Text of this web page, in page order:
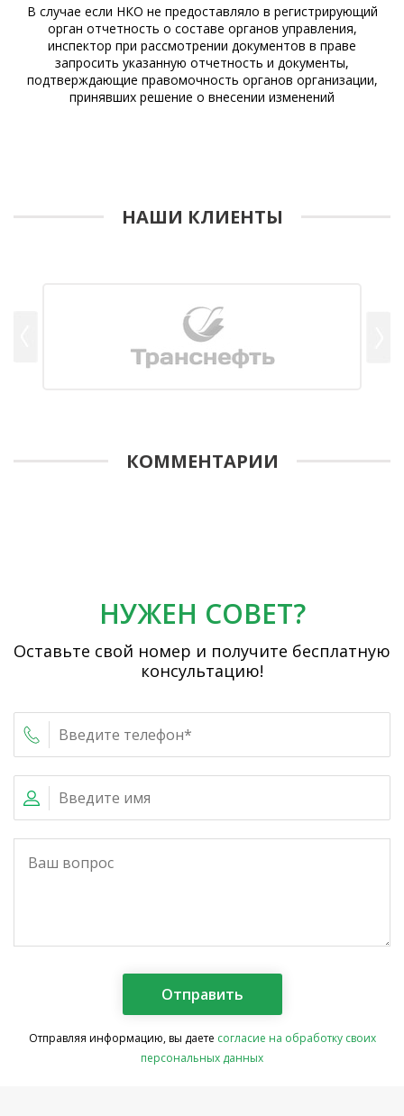
В случае если НКО не предоставляло в регистрирующий
орган отчетность о составе органов управления,
инспектор при рассмотрении документов в праве
запросить указанную отчетность и документы,
подтверждающие правомочность органов организации,
принявших решение о внесении изменений
НАШИ КЛИЕНТЫ
КОММЕНТАРИИ
НУЖЕН СОВЕТ?
Оставьте свой номер и получите бесплатную
консультацию!
Отправляя информацию, вы даете согласие на обработку своих
персональных данных